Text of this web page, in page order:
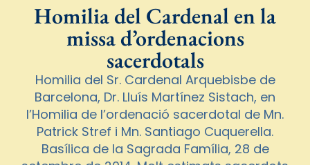
Homilia del Cardenal en la
missa d’ordenacions
sacerdotals
Homilia del Sr. Cardenal Arquebisbe de
Barcelona, Dr. Lluís Martínez Sistach, en
l’Homilia de l’ordenació sacerdotal de Mn.
Patrick Stref i Mn. Santiago Cuquerella.
Basílica de la Sagrada Família, 28 de